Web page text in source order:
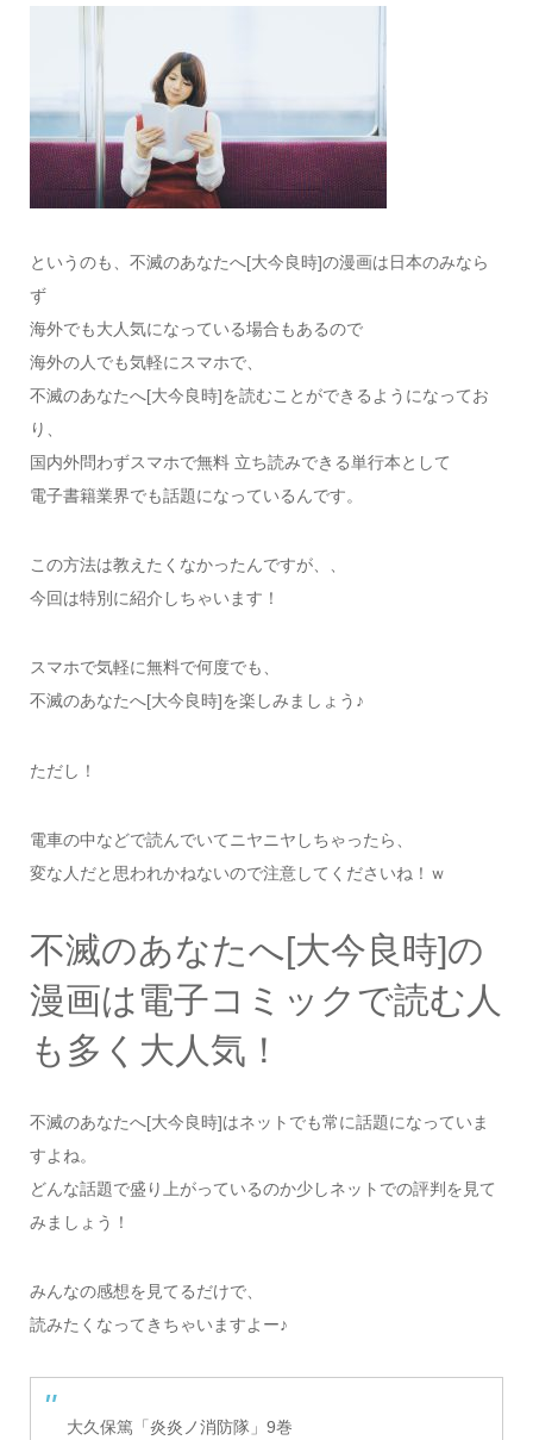
というのも、不滅のあなたへ[大今良時]の漫画は日本のみなら
ず
海外でも大人気になっている場合もあるので
海外の人でも気軽にスマホで、
不滅のあなたへ[大今良時]を読むことができるようになってお
り、
国内外問わずスマホで無料 立ち読みできる単行本として
電子書籍業界でも話題になっているんです。
この方法は教えたくなかったんですが、、
今回は特別に紹介しちゃいます！
スマホで気軽に無料で何度でも、
不滅のあなたへ[大今良時]を楽しみましょう♪
ただし！
電車の中などで読んでいてニヤニヤしちゃったら、
変な人だと思われかねないので注意してくださいね！ｗ
不滅のあなたへ[大今良時]の
漫画は電子コミックで読む人
も多く大人気！
不滅のあなたへ[大今良時]はネットでも常に話題になっていま
すよね。
どんな話題で盛り上がっているのか少しネットでの評判を見て
みましょう！
みんなの感想を見てるだけで、
読みたくなってきちゃいますよー♪
大久保篤「炎炎ノ消防隊」9巻